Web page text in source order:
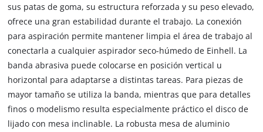
sus patas de goma, su estructura reforzada y su peso elevado,
ofrece una gran estabilidad durante el trabajo. La conexión
para aspiración permite mantener limpia el área de trabajo al
conectarla a cualquier aspirador seco-húmedo de Einhell. La
banda abrasiva puede colocarse en posición vertical u
horizontal para adaptarse a distintas tareas. Para piezas de
mayor tamaño se utiliza la banda, mientras que para detalles
finos o modelismo resulta especialmente práctico el disco de
lijado con mesa inclinable. La robusta mesa de aluminio